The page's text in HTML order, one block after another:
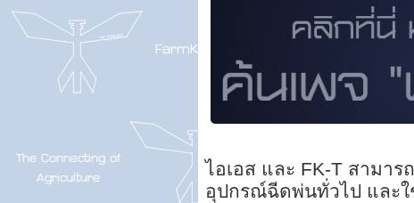
ไอเอส และ FK-T สามา
อุปกรณ์ฉีดพ่นทั่วไป และ